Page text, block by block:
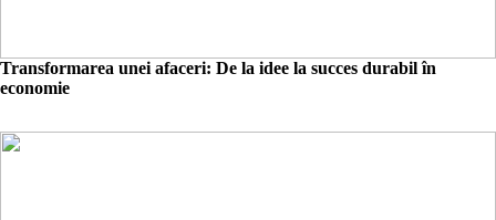
Transformarea unei afaceri: De la idee la succes durabil în
economie